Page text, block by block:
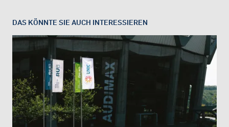
DAS KÖNNTE SIE AUCH INTERESSIEREN